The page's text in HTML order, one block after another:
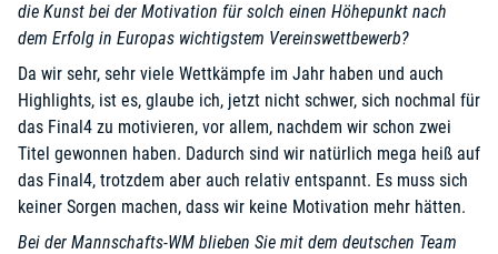
die Kunst bei der Motivation für solch einen Höhepunkt nach
dem Erfolg in Europas wichtigstem Vereinswettbewerb?
Da wir sehr, sehr viele Wettkämpfe im Jahr haben und auch
Highlights, ist es, glaube ich, jetzt nicht schwer, sich nochmal für
das Final4 zu motivieren, vor allem, nachdem wir schon zwei
Titel gewonnen haben. Dadurch sind wir natürlich mega heiß auf
das Final4, trotzdem aber auch relativ entspannt. Es muss sich
keiner Sorgen machen, dass wir keine Motivation mehr hätten.
Bei der Mannschafts-WM blieben Sie mit dem deutschen Team